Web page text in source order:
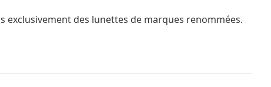
exclusivement des lunettes de marques renommées.